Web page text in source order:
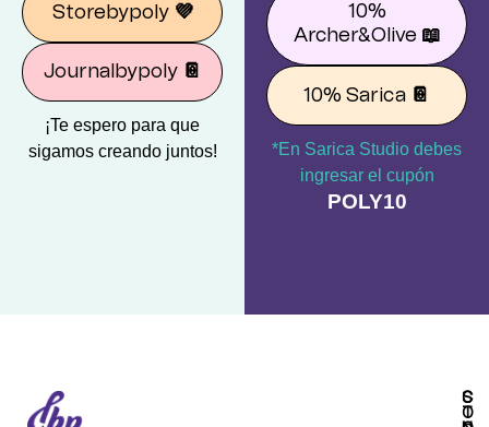
Storebypoly 💜
Journalbypoly 📔
¡Te espero para que
sigamos creando juntos!
10%
Archer&Olive 📖
10% Sarica 📔
*En Sarica Studio debes
ingresar el cupón
POLY10
S
T
C
O